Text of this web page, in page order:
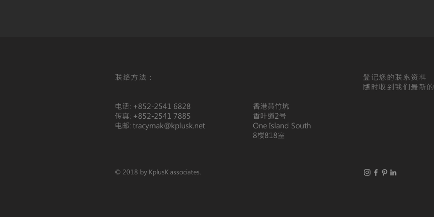
联络方法：
电话: +852-2541 6828
传真: +852-2541 7885
电邮: tracymak@kplusk.net
香港黄竹坑
香叶道2号
One Island South
​8楼818室
登记您的联系资料
随时收到我们最新
© 2018 by KplusK associates.